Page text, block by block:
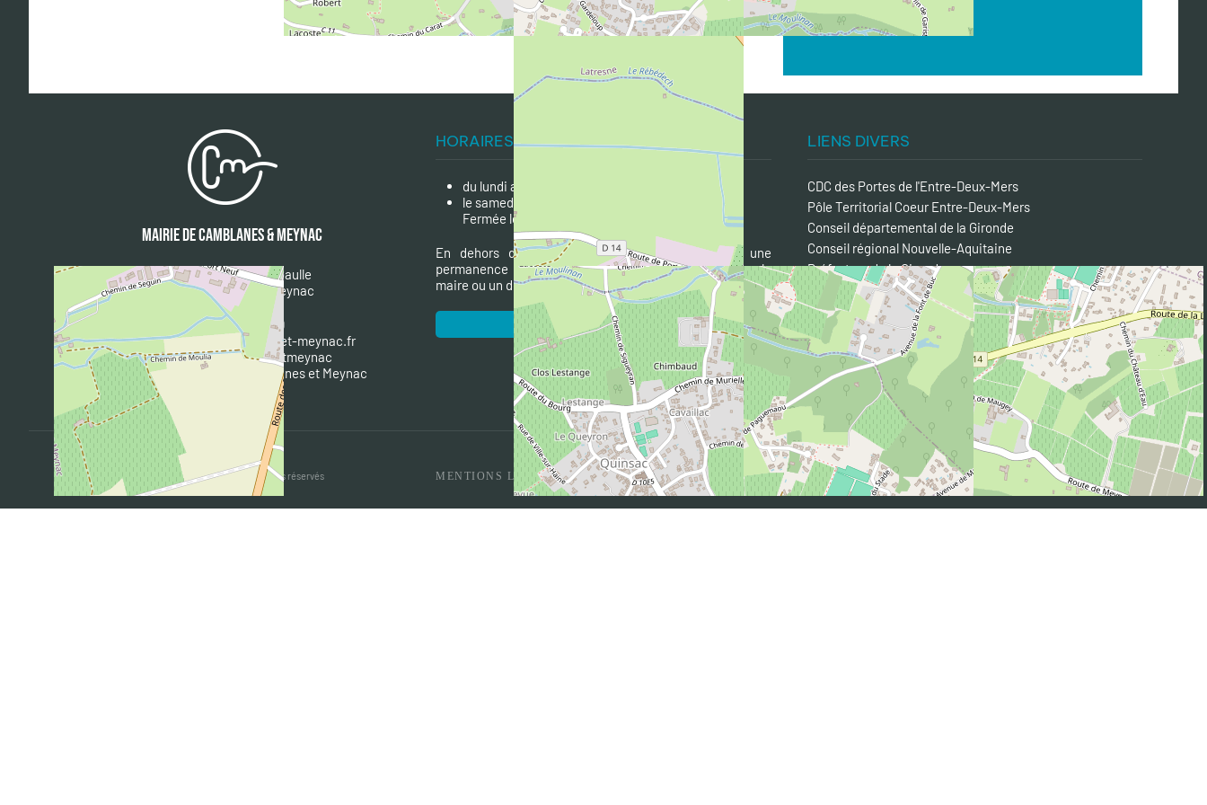
MAIRIE DE CAMBLANES & MEYNAC
1 place du Général De Gaulle
33360 Camblanes et Meynac
Tél : 05 57 97 16 90
Courriel :mairie@camblanes-et-meynac.fr
Facebook :@camblanesetmeynac
Appli mobile : IntraMuros Camblanes et Meynac
HORAIRES D'ACCUEIL DU PUBLIC
du lundi au vendredi de 9h à 12h et de 14h à 18h
le samedi matin de 10h à 12h
Fermée le 1
En dehors des heures d’ouverture de la mairie, une
permanence téléphonique d'urgence est tenue par le
maire ou un des adjoints : tél. 07 84 12 85 91.
CONTACTER LA MAIRIE
LIENS DIVERS
CDC des Portes de l'Entre-Deux-Mers
Pôle Territorial Coeur Entre-Deux-Mers
Conseil départemental de la Gironde
Conseil régional Nouvelle-Aquitaine
Préfecture de la Gironde
Entre-Deux-Mers Tourisme
Semoctom
Transgironde
Mairie de Camblanes et Meynac @ 2019 - Tous droits réservés MENTIONS LÉGALES